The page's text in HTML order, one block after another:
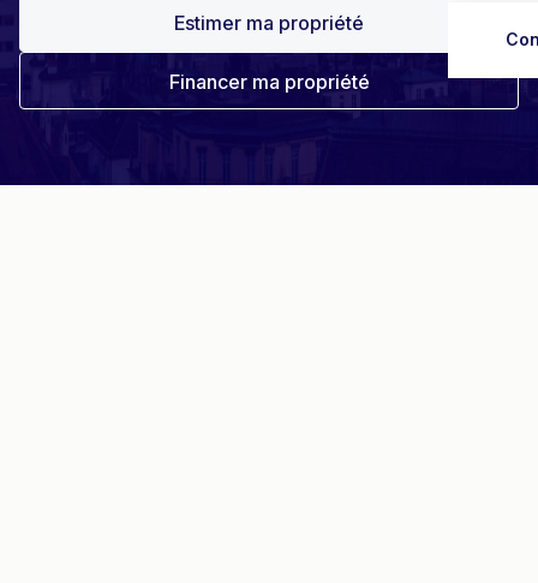
Estimer ma propriété
Financer ma propriété